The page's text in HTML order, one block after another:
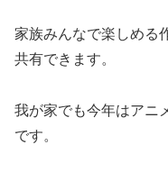
家族みんなで楽しめる
共有できます。
我が家でも今年はアニ
です。